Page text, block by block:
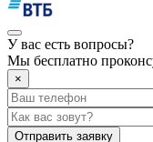
У вас есть вопросы?
Мы бесплатно
×
Отправить заявку